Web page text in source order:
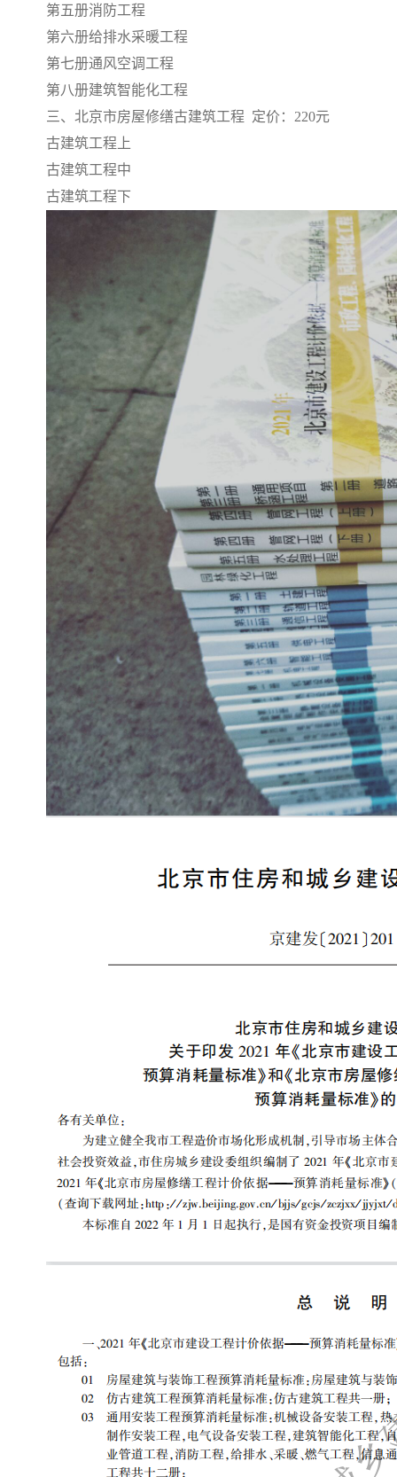
第五册消防工程
第六册给排水采暖工程
第七册通风空调工程
第八册建筑智能化工程
三、北京市房屋修缮古建筑工程 定价：220元
古建筑工程上
古建筑工程中
古建筑工程下